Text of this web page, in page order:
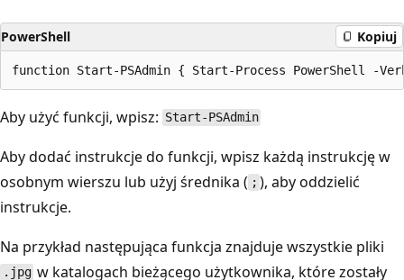
PowerShell Kopiuj
Aby użyć funkcji, wpisz: Start-PSAdmin
Aby dodać instrukcje do funkcji, wpisz każdą instrukcję w
osobnym wierszu lub użyj średnika ( ; ), aby oddzielić
instrukcje.
Na przykład następująca funkcja znajduje wszystkie pliki
.jpg w katalogach bieżącego użytkownika, które zostały